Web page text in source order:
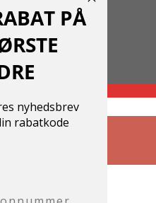
PÅ
nyhedsbrev
rabatkode